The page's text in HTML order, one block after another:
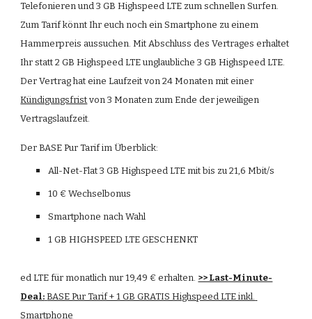
Telefonieren und 3 GB Highspeed LTE zum schnellen Surfen.
Zum Tarif könnt Ihr euch noch ein Smartphone zu einem
Hammerpreis aussuchen. Mit Abschluss des Vertrages erhaltet
Ihr statt 2 GB Highspeed LTE unglaubliche 3 GB Highspeed LTE.
Der Vertrag hat eine Laufzeit von 24 Monaten mit einer
Kündigungsfrist von 3 Monaten zum Ende der jeweiligen
Vertragslaufzeit.
Der BASE Pur Tarif im Überblick:
All-Net-Flat 3 GB Highspeed LTE mit bis zu 21,6 Mbit/s
10 € Wechselbonus
Smartphone nach Wahl
1 GB HIGHSPEED LTE GESCHENKT
ed LTE für monatlich nur 19,49 € erhalten. >> Last-Minute-
Deal: BASE Pur Tarif + 1 GB GRATIS Highspeed LTE inkl.
Smartphone